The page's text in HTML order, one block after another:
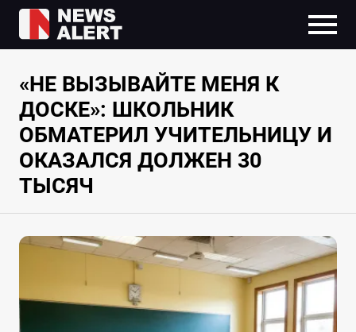
«НЕ ВЫЗЫВАЙТЕ МЕНЯ К
ДОСКЕ»: ШКОЛЬНИК
ОБМАТЕРИЛ УЧИТЕЛЬНИЦУ И
ОКАЗАЛСЯ ДОЛЖЕН 30
ТЫСЯЧ